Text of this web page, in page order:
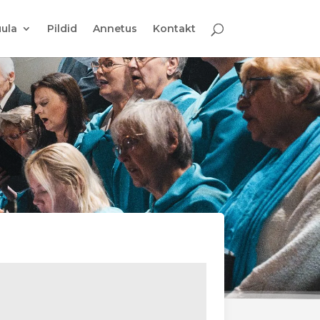
Pildid Annetus Kontakt